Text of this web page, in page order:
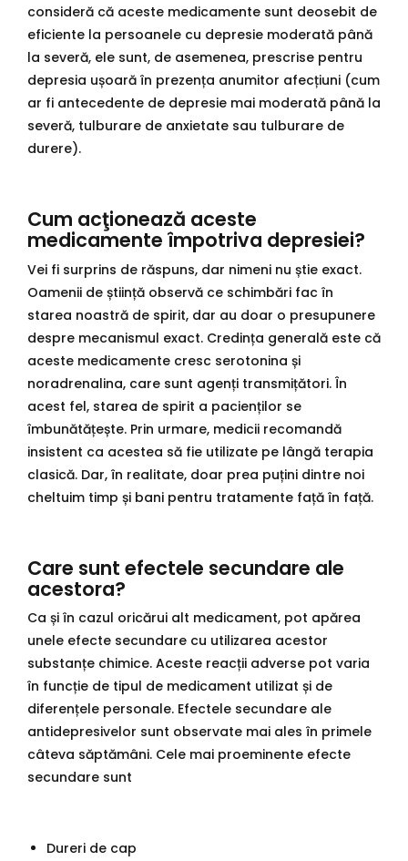
consideră că aceste medicamente sunt deosebit de
eficiente la persoanele cu depresie moderată până
la severă, ele sunt, de asemenea, prescrise pentru
depresia ușoară în prezența anumitor afecțiuni (cum
ar fi antecedente de depresie mai moderată până la
severă, tulburare de anxietate sau tulburare de
durere).
Cum acţionează aceste
medicamente împotriva depresiei?
Vei fi surprins de răspuns, dar nimeni nu știe exact.
Oamenii de știință observă ce schimbări fac în
starea noastră de spirit, dar au doar o presupunere
despre mecanismul exact. Credința generală este că
aceste medicamente cresc serotonina și
noradrenalina, care sunt agenți transmițători. În
acest fel, starea de spirit a pacienților se
îmbunătățește. Prin urmare, medicii recomandă
insistent ca acestea să fie utilizate pe lângă terapia
clasică. Dar, în realitate, doar prea puțini dintre noi
cheltuim timp și bani pentru tratamente față în față.
Care sunt efectele secundare ale
acestora?
Ca și în cazul oricărui alt medicament, pot apărea
unele efecte secundare cu utilizarea acestor
substanțe chimice. Aceste reacții adverse pot varia
în funcție de tipul de medicament utilizat și de
diferențele personale. Efectele secundare ale
antidepresivelor sunt observate mai ales în primele
câteva săptămâni. Cele mai proeminente efecte
secundare sunt
Dureri de cap